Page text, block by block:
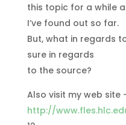
this topic for a while
I’ve found out so far.
But, what in regards
sure in regards
to the source?
Also visit my web site
http://